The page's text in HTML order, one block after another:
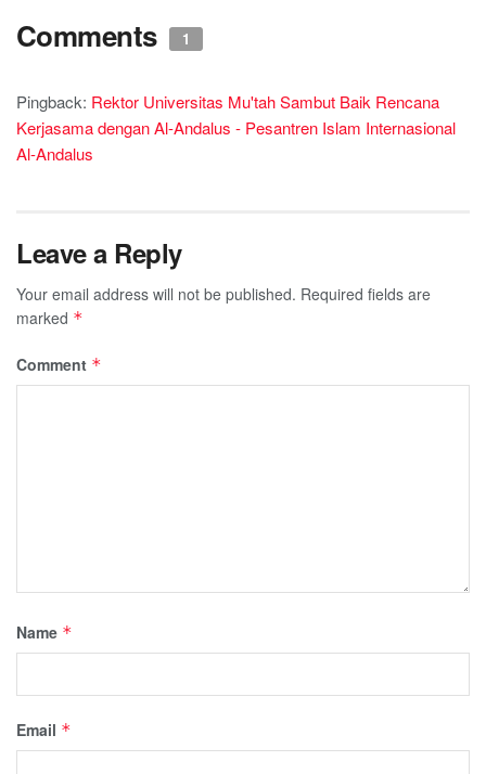
Comments 1
Pingback: Rektor Universitas Mu'tah Sambut Baik Rencana
Kerjasama dengan Al-Andalus - Pesantren Islam Internasional
Al-Andalus
Leave a Reply
Your email address will not be published. Required fields are
marked *
Comment *
Name *
Email *